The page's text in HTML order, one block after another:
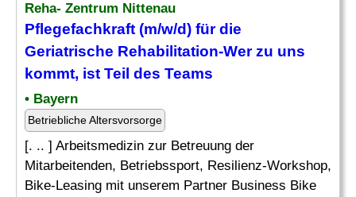
Reha- Zentrum Nittenau
Pflegefachkraft (m/w/d) für die
Geriatrische Rehabilitation-Wer zu uns
kommt, ist Teil des Teams
• Bayern
Betriebliche Altersvorsorge
[. .. ] Arbeitsmedizin zur Betreuung der
Mitarbeitenden, Betriebssport, Resilienz-Workshop,
Bike-Leasing mit unserem Partner Business Bike